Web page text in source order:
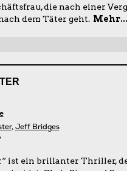
die nach einer
dem Täter geht. Mehr...
,Jeff Bridges
ist ein brillanter Thriller,